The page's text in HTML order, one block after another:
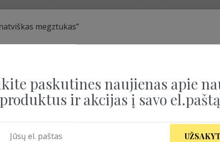
megztukas”
paskutines naujienas apie
produktus ir akcijas į savo el.paštą